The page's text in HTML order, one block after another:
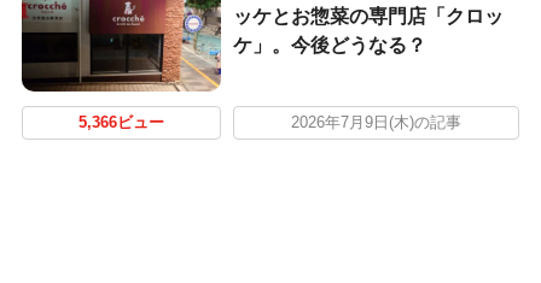
ッケとお惣菜の専門店「クロッ
ケ」。今後どうなる？
5,366ビュー 2026年7月9日(木)の記事